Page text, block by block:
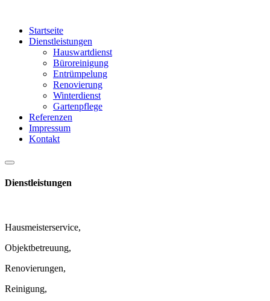
Startseite
Dienstleistungen
Hauswartdienst
Büroreinigung
Entrümpelung
Renovierung
Winterdienst
Gartenpflege
Referenzen
Impressum
Kontakt
Dienstleistungen
Hausmeisterservice,
Objektbetreuung,
Renovierungen,
Reinigung,